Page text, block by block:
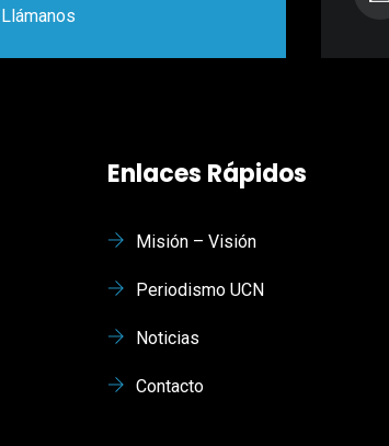
Llámanos
Enlaces Rápidos
Misión – Visión
Periodismo UCN
Noticias
Contacto